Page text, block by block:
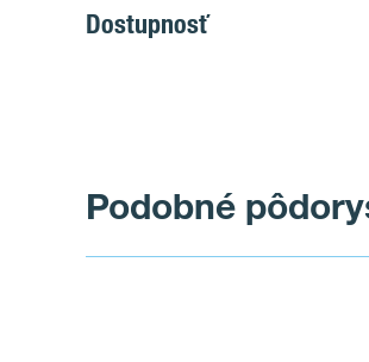
Dostupnosť
Podobné